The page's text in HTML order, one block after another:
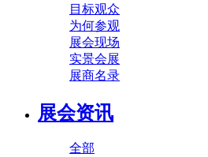
目标观众
为何参观
展会现场
实景会展
展商名录
展会资讯
全部